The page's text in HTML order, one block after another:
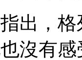
出 
也沒有